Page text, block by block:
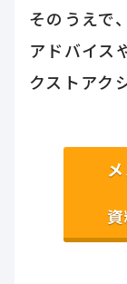
そのうえで
アドバイス
クストアク